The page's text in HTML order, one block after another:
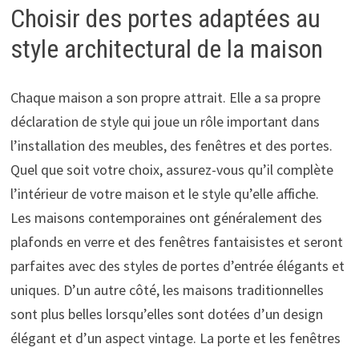
Choisir des portes adaptées au
style architectural de la maison
Chaque maison a son propre attrait. Elle a sa propre
déclaration de style qui joue un rôle important dans
l’installation des meubles, des fenêtres et des portes.
Quel que soit votre choix, assurez-vous qu’il complète
l’intérieur de votre maison et le style qu’elle affiche.
Les maisons contemporaines ont généralement des
plafonds en verre et des fenêtres fantaisistes et seront
parfaites avec des styles de portes d’entrée élégants et
uniques. D’un autre côté, les maisons traditionnelles
sont plus belles lorsqu’elles sont dotées d’un design
élégant et d’un aspect vintage. La porte et les fenêtres